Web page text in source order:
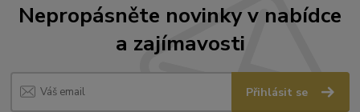
Nepropásněte novinky v nabídce
a zajímavosti
Přihlásit se